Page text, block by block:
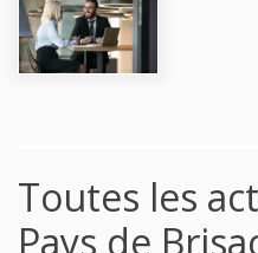
Toutes les
Pays de